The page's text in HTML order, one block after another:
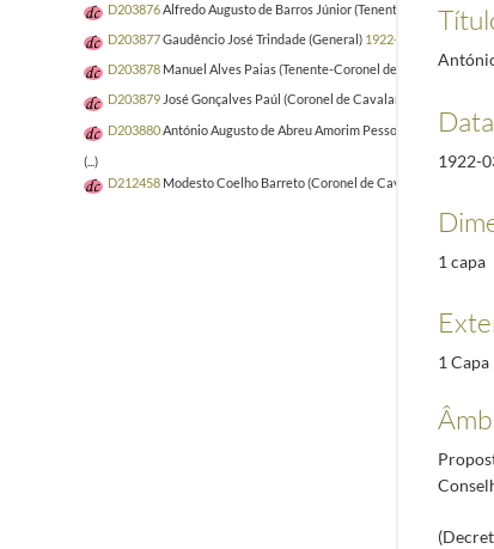
D203876Alfredo Augusto de Barros Júnior (Tenente-Coronel de
D203877Gaudêncio José Trindade (General) 1922-03-08/1943-12-
D203878 Manuel Alves Paias (Tenente-Coronel de Cavalaria)
D203879 José Gonçalves Paúl (Coronel de Cavalaria)
D203880António Augusto de Abreu Amorim Pessoa (Tenente-
(...)
D212458 Modesto Coelho Barreto (Coronel de Cavalaria)
1922-
1 capa
1 Capa